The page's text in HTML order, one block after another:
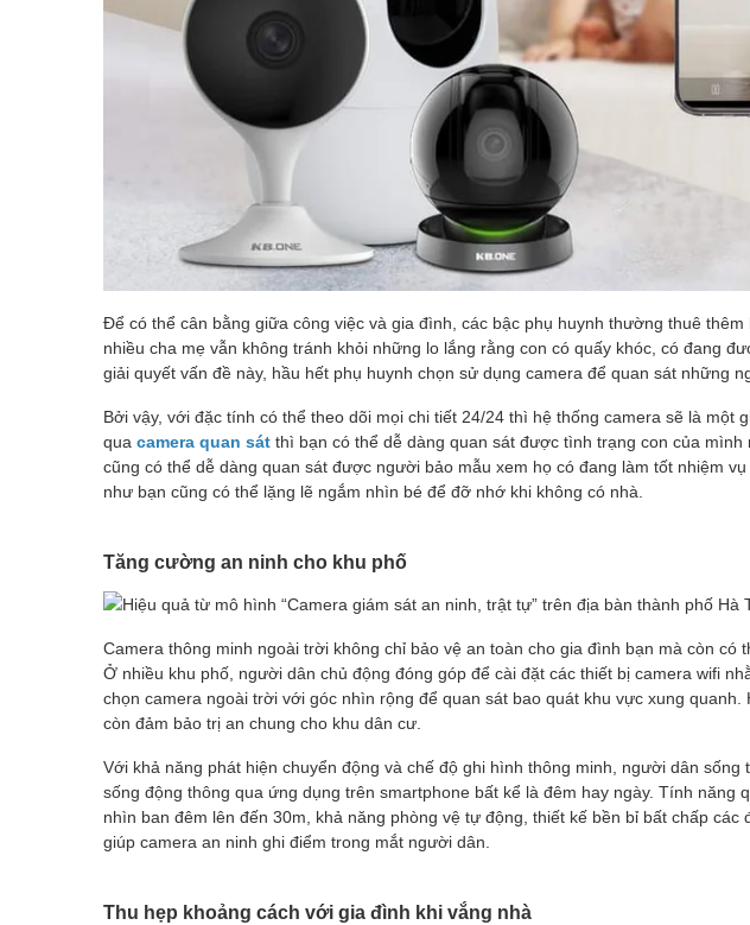
Để có thể cân bằng giữa công việc và gia đình, các bậc phụ huynh thường thuê
nhiều cha mẹ vẫn không tránh khỏi những lo lắng rằng con có quấy khóc, có đang
giải quyết vấn đề này, hầu hết phụ huynh chọn sử dụng camera để quan sát những
Bởi vậy, với đặc tính có thể theo dõi mọi chi tiết 24/24 thì hệ thống camera sẽ là một
qua camera quan sát thì bạn có thể dễ dàng quan sát được tình trạng con của
cũng có thể dễ dàng quan sát được người bảo mẫu xem họ có đang làm tốt nhiệm
như bạn cũng có thể lặng lẽ ngắm nhìn bé để đỡ nhớ khi không có nhà.
Tăng cường an ninh cho khu phố
Camera thông minh ngoài trời không chỉ bảo vệ an toàn cho gia đình bạn mà còn có
Ở nhiều khu phố, người dân chủ động đóng góp để cài đặt các thiết bị camera wifi
chọn camera ngoài trời với góc nhìn rộng để quan sát bao quát khu vực xung
còn đảm bảo trị an chung cho khu dân cư.
Với khả năng phát hiện chuyển động và chế độ ghi hình thông minh, người dân sống
sống động thông qua ứng dụng trên smartphone bất kể là đêm hay ngày. Tính năng
nhìn ban đêm lên đến 30m, khả năng phòng vệ tự động, thiết kế bền bỉ bất chấp các
giúp camera an ninh ghi điểm trong mắt người dân.
Thu hẹp khoảng cách với gia đình khi vắng nhà